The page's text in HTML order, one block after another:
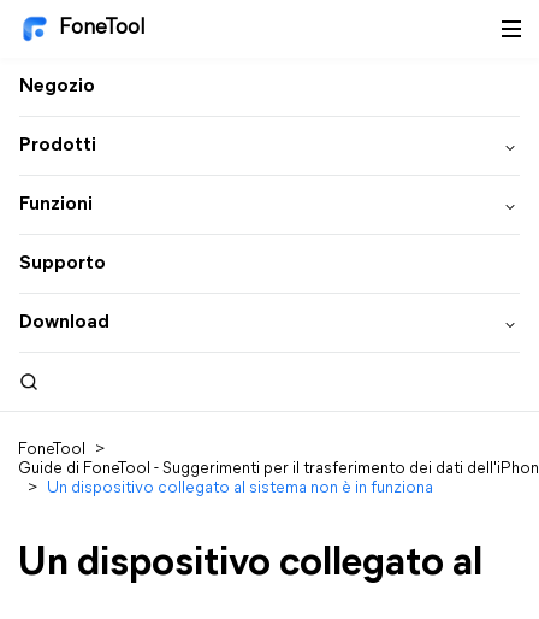
FoneTool
Negozio
Prodotti
Funzioni
Supporto
Download
FoneTool
>
Guide di FoneTool - Suggerimenti per il trasferimento dei dati
> Un dispositivo collegato al sistema non è in funziona
Un dispositivo collegato al